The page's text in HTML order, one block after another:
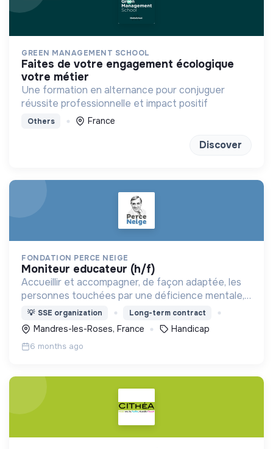
GREEN MANAGEMENT SCHOOL
faites de votre engagement écologique
votre métier
Une formation en alternance pour conjuguer
réussite professionnelle et impact positif
Others France
Discover
FONDATION PERCE NEIGE
moniteur educateur (h/f)
Accueillir et accompagner, de façon adaptée, les
personnes touchées par une déficience mentale,
un handicap physique ou psychique
💡 SSE organization Long-term contract
Mandres-les-Roses, France Handicap
6 months ago